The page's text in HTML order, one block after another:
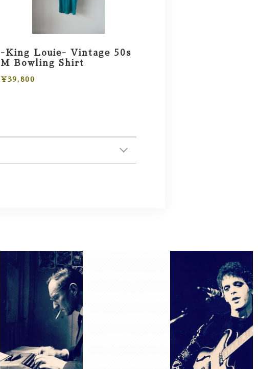
-King Louie- Vintage 50s
M Bowling Shirt
¥39,800